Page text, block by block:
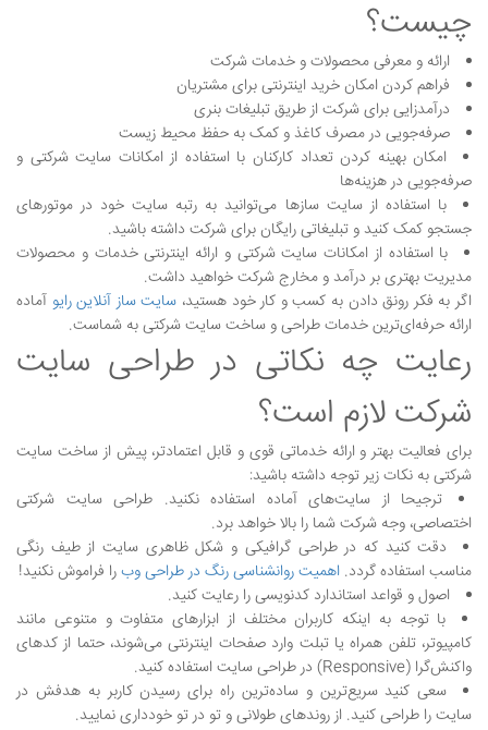
چیست؟
ارائه و معرفی محصولات و خدمات شرکت
فراهم کردن امکان خرید اینترنتی برای مشتریان
درآمدزایی برای شرکت از طریق تبلیغات بنری
صرفه‌جویی در مصرف کاغذ و کمک به حفظ محیط زیست
امکان بهینه کردن تعداد کارکنان با استفاده از امکانات سایت شرکتی و
صرفه‌جویی در هزینه‌ها
با استفاده از سایت سازها می‌توانید به رتبه سایت خود در موتورهای
جستجو کمک کنید و تبلیغاتی رایگان برای شرکت داشته باشید.
با استفاده از امکانات سایت‌ شرکتی و ارائه اینترنتی خدمات و محصولات
مدیریت بهتری بر درآمد و مخارج شرکت خواهید داشت.
اگر به فکر رونق دادن به کسب و کار خود هستید، سایت ساز آنلاین رایو آماده
ارائه حرفه‌ای‌ترین خدمات طراحی و ساخت سایت شرکتی به شماست.
رعایت چه نکاتی در طراحی سایت
شرکت لازم است؟
برای فعالیت بهتر و ارائه خدماتی قوی و قابل اعتمادتر، پیش از ساخت سایت
شرکتی به نکات زیر توجه داشته باشید:
ترجیحا از سایت‌های آماده استفاده نکنید. طراحی سایت شرکتی
اختصاصی، وجه شرکت شما را بالا خواهد برد.
دقت کنید که در طراحی گرافیکی و شکل ظاهری سایت از طیف رنگی
مناسب استفاده گردد. اهمیت روانشناسی رنگ در طراحی وبرا فراموش نکنید!
اصول و قواعد استاندارد کدنویسی را رعایت کنید.
با توجه به اینکه کاربران مختلف از ابزارهای متفاوت و متنوعی مانند
کامپیوتر، تلفن همراه یا تبلت وارد صفحات اینترنتی می‌شوند، حتما از کدهای
واکنش‌گرا (Responsive) در طراحی سایت استفاده کنید.
سعی کنید سریع‌ترین و ساده‌ترین راه برای رسیدن کاربر به هدفش در
سایت را طراحی کنید. از روندهای طولانی و تو در تو خودداری نمایید.